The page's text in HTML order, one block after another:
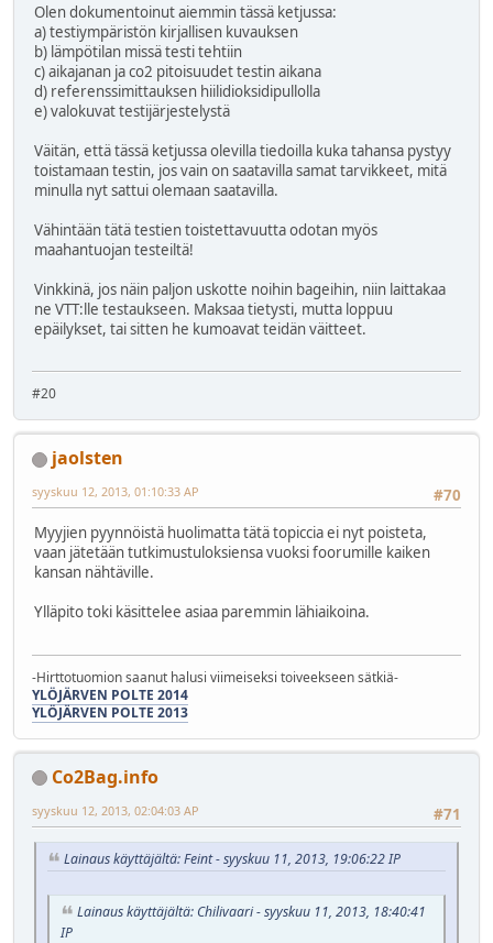
Olen dokumentoinut aiemmin tässä ketjussa:
a) testiympäristön kirjallisen kuvauksen
b) lämpötilan missä testi tehtiin
c) aikajanan ja co2 pitoisuudet testin aikana
d) referenssimittauksen hiilidioksidipullolla
e) valokuvat testijärjestelystä
Väitän, että tässä ketjussa olevilla tiedoilla kuka tahansa pystyy
toistamaan testin, jos vain on saatavilla samat tarvikkeet, mitä
minulla nyt sattui olemaan saatavilla.
Vähintään tätä testien toistettavuutta odotan myös
maahantuojan testeiltä!
Vinkkinä, jos näin paljon uskotte noihin bageihin, niin laittakaa
ne VTT:lle testaukseen. Maksaa tietysti, mutta loppuu
epäilykset, tai sitten he kumoavat teidän väitteet.
#20
jaolsten
#70
syyskuu 12, 2013, 01:10:33 AP
Myyjien pyynnöistä huolimatta tätä topiccia ei nyt poisteta,
vaan jätetään tutkimustuloksiensa vuoksi foorumille kaiken
kansan nähtäville.
Ylläpito toki käsittelee asiaa paremmin lähiaikoina.
-Hirttotuomion saanut halusi viimeiseksi toiveekseen sätkiä-
YLÖJÄRVEN POLTE 2014
YLÖJÄRVEN POLTE 2013
Co2Bag.info
#71
syyskuu 12, 2013, 02:04:03 AP
Lainaus käyttäjältä: Feint - syyskuu 11, 2013, 19:06:22 IP
Lainaus käyttäjältä: Chilivaari - syyskuu 11, 2013, 18:40:41
IP